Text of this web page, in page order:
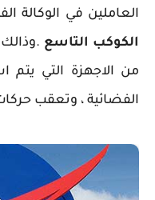
العاملين في الوكالة
الكوكب التاسع
من الاجهزة التي يتم
الفضائية ، وتعقب